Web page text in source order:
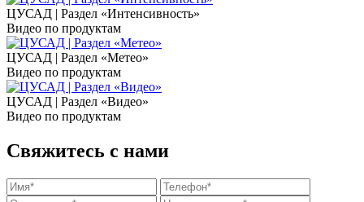
ЦУСАД | Раздел «Интенсивность»
Видео по продуктам
ЦУСАД | Раздел «Метео»
Видео по продуктам
ЦУСАД | Раздел «Видео»
Видео по продуктам
Свяжитесь с нами